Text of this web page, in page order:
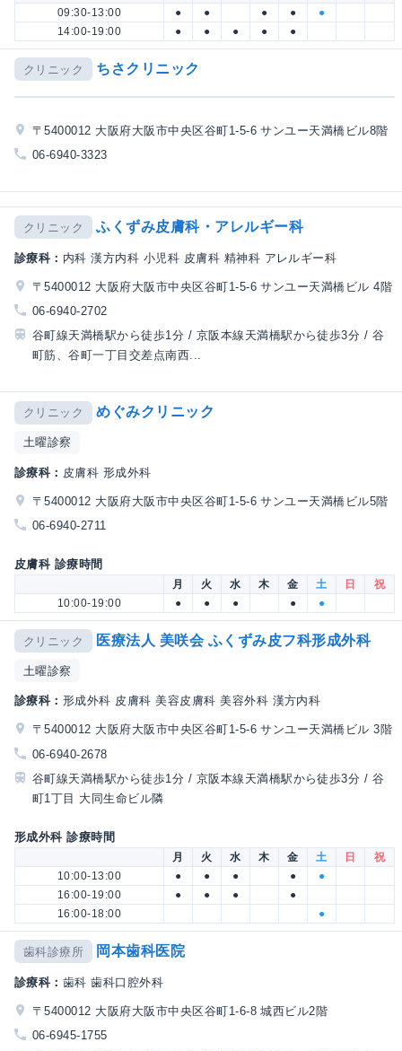
09:30-13:00 ● ● ● ●
●
14:00-19:00
● ● ● ● ●
クリニック ちさクリニック
〒5400012 大阪府大阪市中央区谷町1-5-6 サンユー天満橋ビル8階
06-6940-3323
クリニック ふくずみ皮膚科・アレルギー科
診療科： 内科 漢方内科 小児科 皮膚科 精神科 アレルギー科
〒5400012 大阪府大阪市中央区谷町1-5-6 サンユー天満橋ビル 4階
06-6940-2702
谷町線天満橋駅から徒歩1分 / 京阪本線天満橋駅から徒歩3分 / 谷
町筋、谷町一丁目交差点南西...
クリニック めぐみクリニック
土曜診察
診療科： 皮膚科 形成外科
〒5400012 大阪府大阪市中央区谷町1-5-6 サンユー天満橋ビル5階
06-6940-2711
皮膚科 診療時間
月 火 水 木 金 土 日
祝
10:00-19:00
● ● ● ● ●
クリニック 医療法人 美咲会 ふくずみ皮フ科形成外科
土曜診察
診療科： 形成外科 皮膚科 美容皮膚科 美容外科 漢方内科
〒5400012 大阪府大阪市中央区谷町1-5-6 サンユー天満橋ビル 3階
06-6940-2678
谷町線天満橋駅から徒歩1分 / 京阪本線天満橋駅から徒歩3分 / 谷
町1丁目 大同生命ビル隣
形成外科 診療時間
月 火 水 木 金 土 日
祝
10:00-13:00
● ● ● ●
●
16:00-19:00
● ● ●
●
16:00-18:00
●
歯科診療所 岡本歯科医院
診療科： 歯科 歯科口腔外科
〒5400012 大阪府大阪市中央区谷町1-6-8 城西ビル2階
06-6945-1755